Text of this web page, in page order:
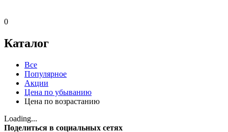
0
Каталог
Все
Популярное
Акции
Цена по убыванию
Цена по возрастанию
Loading...
Поделиться в социальных сетях